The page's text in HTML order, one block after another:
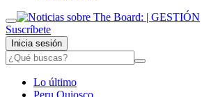
Suscríbete
Inicia sesión
Lo último
Peru Quiosco